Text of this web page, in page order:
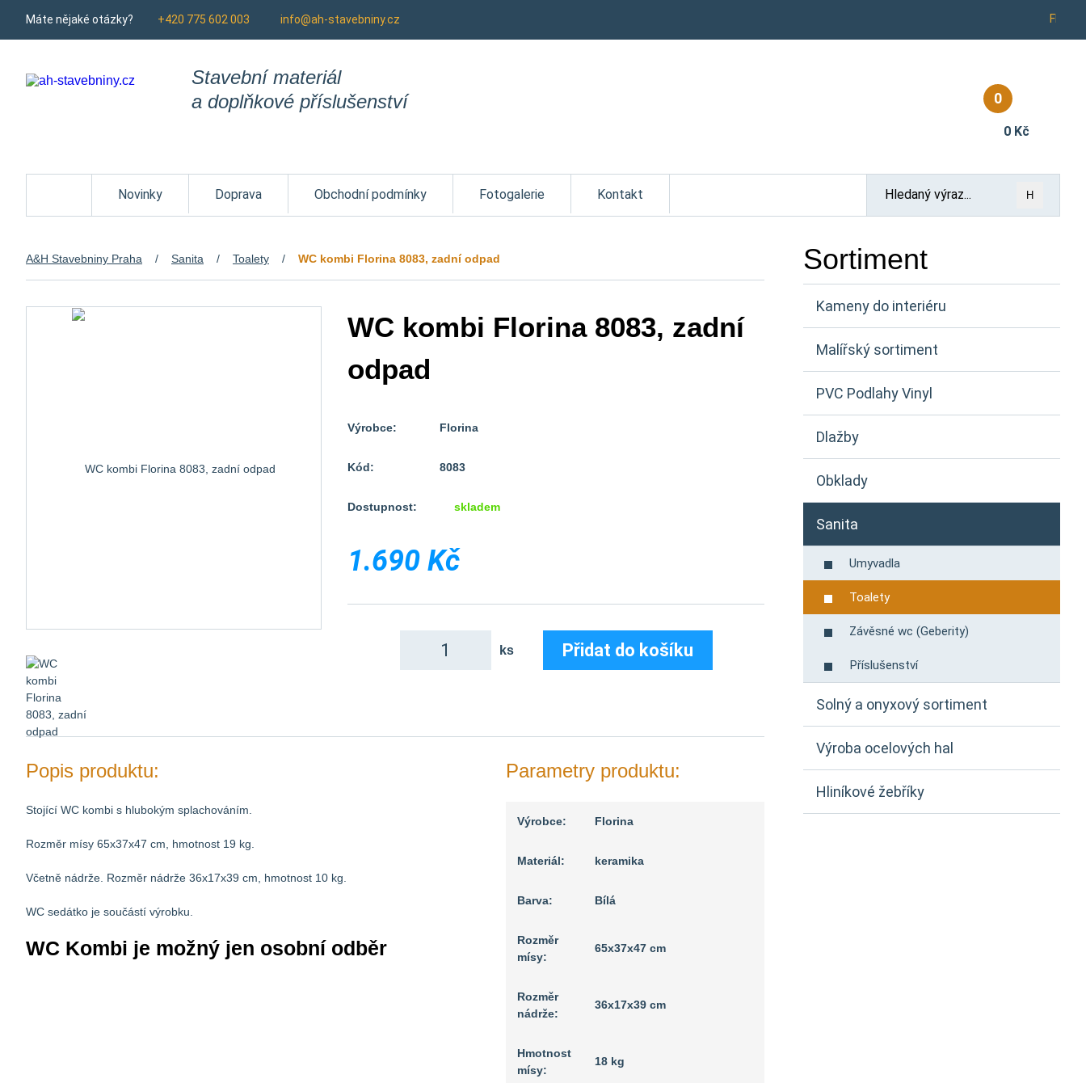
Máte nějaké otázky? +420 775 602 003 info@ah-stavebniny.cz Fb
Stavební materiál
a doplňkové příslušenství
0
0 Kč
Novinky Doprava Obchodní podmínky Fotogalerie Kontakt H
A&H Stavebniny Praha Sanita Toalety WC kombi Florina 8083, zadní odpad
WC kombi Florina 8083, zadní
odpad
Výrobce: Florina
Kód: 8083
Dostupnost: skladem
1.690 Kč
ks Přidat do košíku
Popis produktu:
Stojící WC kombi s hlubokým splachováním.
Rozměr mísy 65x37x47 cm, hmotnost 19 kg.
Včetně nádrže. Rozměr nádrže 36x17x39 cm, hmotnost 10 kg.
WC sedátko je součástí výrobku.
WC Kombi je možný jen osobní odběr
Parametry produktu:
Výrobce: Florina
Materiál: keramika
Barva: Bílá
Rozměr
mísy:
65x37x47 cm
Rozměr
nádrže:
36x17x39 cm
Hmotnost
mísy:
18 kg
Sortiment
Kameny do interiéru
Malířský sortiment
PVC Podlahy Vinyl
Dlažby
Obklady
Sanita
Umyvadla
Toalety
Závěsné wc (Geberity)
Příslušenství
Solný a onyxový sortiment
Výroba ocelových hal
Hliníkové žebříky